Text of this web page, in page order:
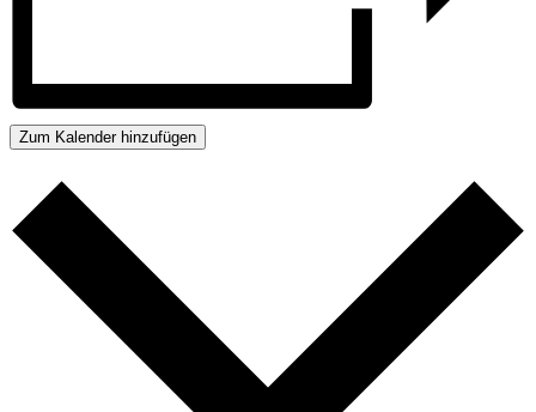
Zum Kalender hinzufügen